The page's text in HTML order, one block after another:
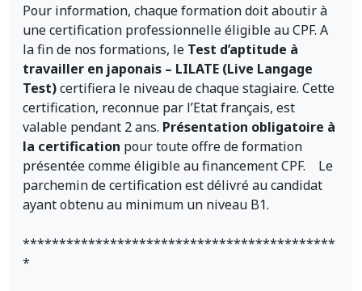
Pour information, chaque formation doit aboutir à
une certification professionnelle éligible au CPF. A
la fin de nos formations, le Test d’aptitude à
travailler en japonais – LILATE (Live Langage
Test)certifiera le niveau de chaque stagiaire. Cette
certification, reconnue par l’Etat français, est
valable pendant 2 ans. Présentation obligatoire à
la certification pour toute offre de formation
présentée comme éligible au financement CPF. Le
parchemin de certification est délivré au candidat
ayant obtenu au minimum un niveau B1.
*******************************************
*